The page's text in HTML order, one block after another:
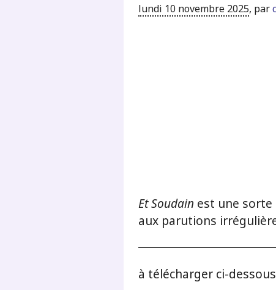
lundi 10 novembre 2025, par
Et Soudain est une sorte
aux parutions
à télécharger ci-dessous